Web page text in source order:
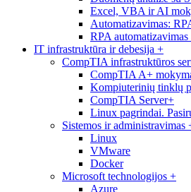
Excel, VBA ir AI
Automatizavimas:
RPA
IT infrastruktūra ir debesija +
CompTIA infrastruktūros
CompTIA A+
Kompiuterinių tinklų
CompTIA Server+
Linux pagrindai.
Sistemos ir administravimas
Linux
VMware
Docker
Microsoft technologijos +
Azure